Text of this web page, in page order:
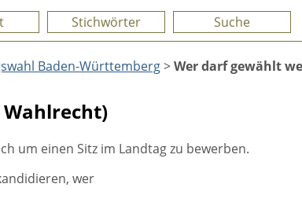
Stichwörter Suche
Baden-Württemberg>Wer darf gewählt
um einen Sitz im Landtag zu bewerben.
wer